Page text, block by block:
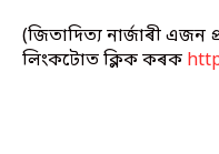
(জিতাদিত্য নাৰ্জাৰী এজন
লিংকটোত ক্লিক কৰক